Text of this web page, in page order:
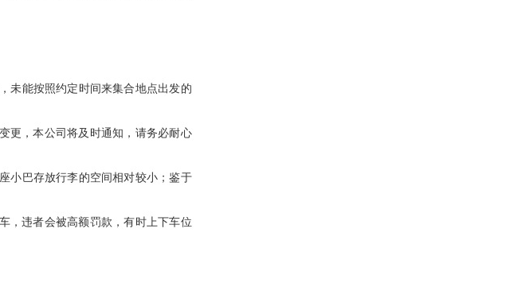
未能按照约定时间来集合地点出发的
更，本公司将及时通知，请务必耐心
小巴存放行李的空间相对较小；鉴于
，违者会被高额罚款，有时上下车位